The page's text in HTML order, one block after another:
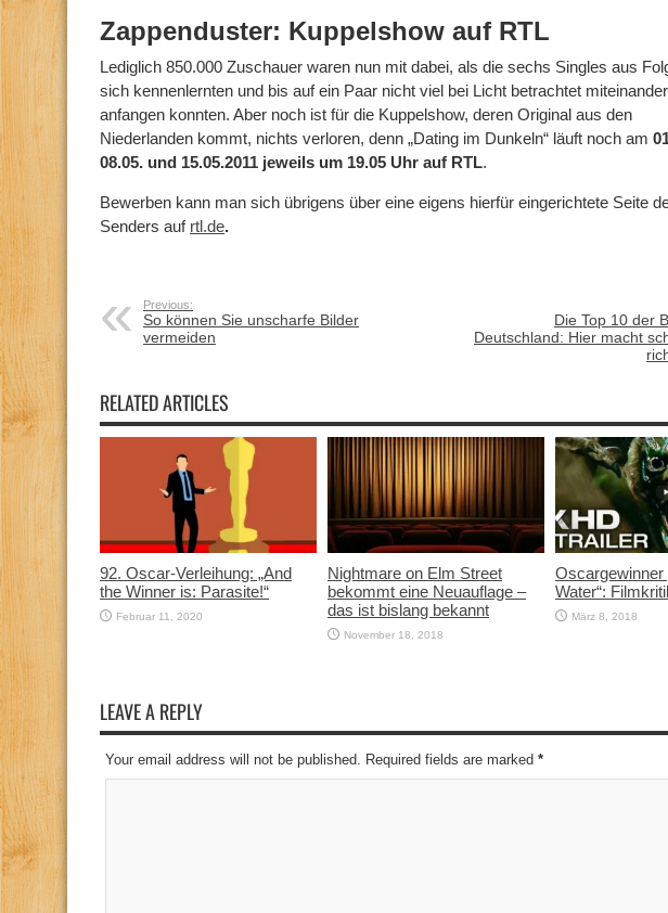
Zappenduster: Kuppelshow auf RTL
Lediglich 850.000 Zuschauer waren nun mit dabei, als die sechs Singles aus
sich kennenlernten und bis auf ein Paar nicht viel bei Licht betrachtet miteinander
anfangen konnten. Aber noch ist für die Kuppelshow, deren Original aus den
Niederlanden kommt, nichts verloren, denn „Dating im Dunkeln“ läuft noch am
08.05. und 15.05.2011 jeweils um 19.05 Uhr auf RTL.
Bewerben kann man sich übrigens über eine eigens hierfür eingerichtete Seite
Senders auf rtl.de.
Previous:
So können Sie unscharfe Bilder
vermeiden
Die Top 10 der
Deutschland: Hier macht
RELATED ARTICLES
92. Oscar-Verleihung: „And
the Winner is: Parasite!“
Februar 11, 2020
Nightmare on Elm Street
bekommt eine Neuauflage –
das ist bislang bekannt
November 18, 2018
Oscargewinner
Water“:
März 8, 2018
LEAVE A REPLY
Your email address will not be published. Required fields are marked *